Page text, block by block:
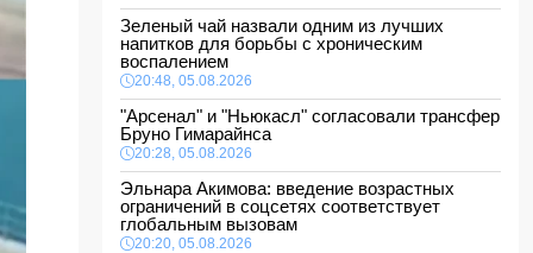
Зеленый чай назвали одним из лучших
напитков для борьбы с хроническим
воспалением
20:48, 05.08.2026
"Арсенал" и "Ньюкасл" согласовали трансфер
Бруно Гимарайнса
20:28, 05.08.2026
Эльнара Акимова: введение возрастных
ограничений в соцсетях соответствует
глобальным вызовам
20:20, 05.08.2026